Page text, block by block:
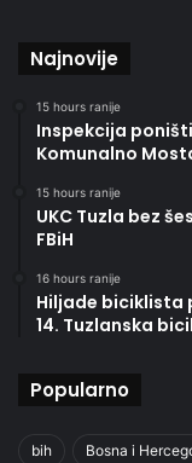
Najnovije
15 hours ranije
Inspekcija
Komunalno
15 hours ranije
UKC Tuzla bez
FBiH
16 hours ranije
Hiljade biciklista
14. Tuzlanska
Popularno
bih Bosna i